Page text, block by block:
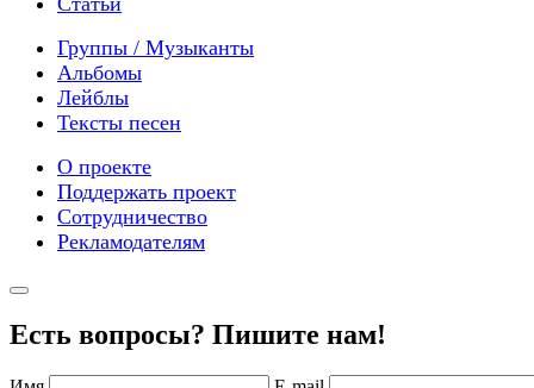
Группы / Музыканты
Альбомы
Лейблы
Тексты песен
О проекте
Поддержать проект
Сотрудничество
Рекламодателям
Есть вопросы? Пишите нам!